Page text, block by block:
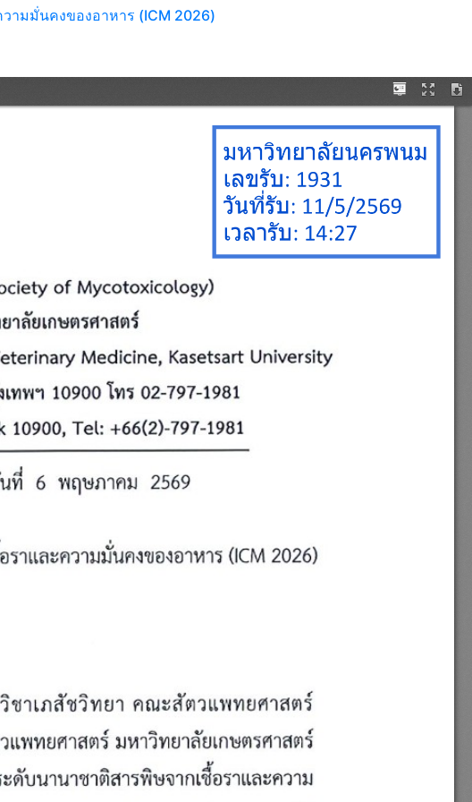
ามมั่นคงของอาหาร (ICM 2026)